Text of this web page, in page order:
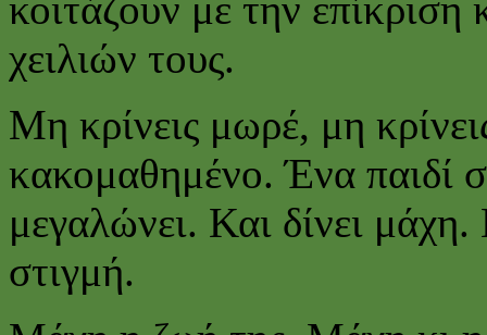
χειλιών τους.
Μη κρίνεις μωρέ, μη
κακομαθημένο. Ένα παιδί
μεγαλώνει. Και δίνει
στιγμή.